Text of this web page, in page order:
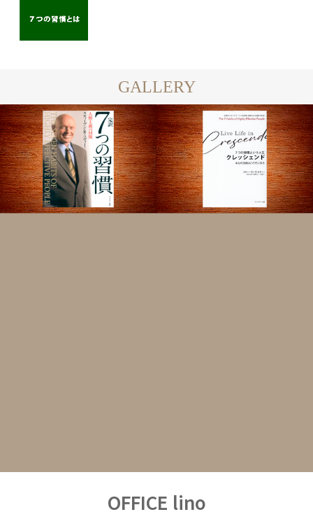
GALLERY
OFFICE lino